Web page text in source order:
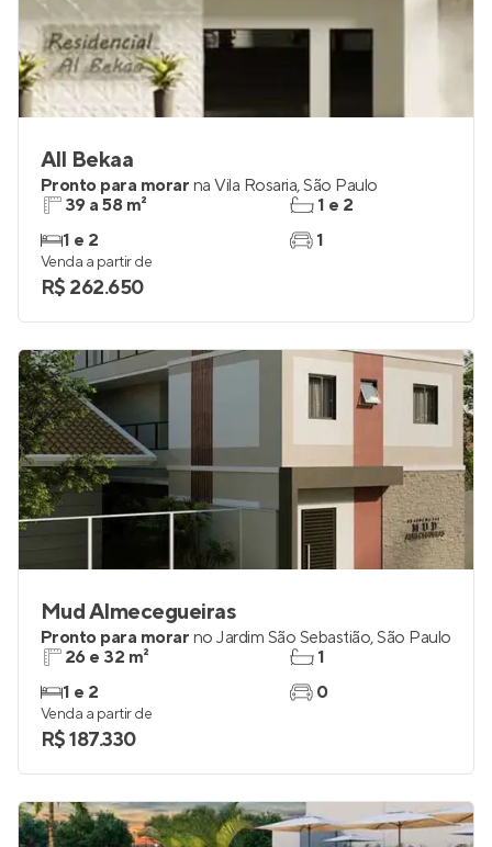
All Bekaa
Pronto para morar na Vila Rosaria,São Paulo
39 a 58 m²
1 e 2
1 e 2
1
Venda a partir de
R$ 262.650
Mud Almecegueiras
Pronto para morar no Jardim São Sebastião,São Paulo
26 e 32 m²
1 e 2
1
0
Venda a partir de
R$ 187.330